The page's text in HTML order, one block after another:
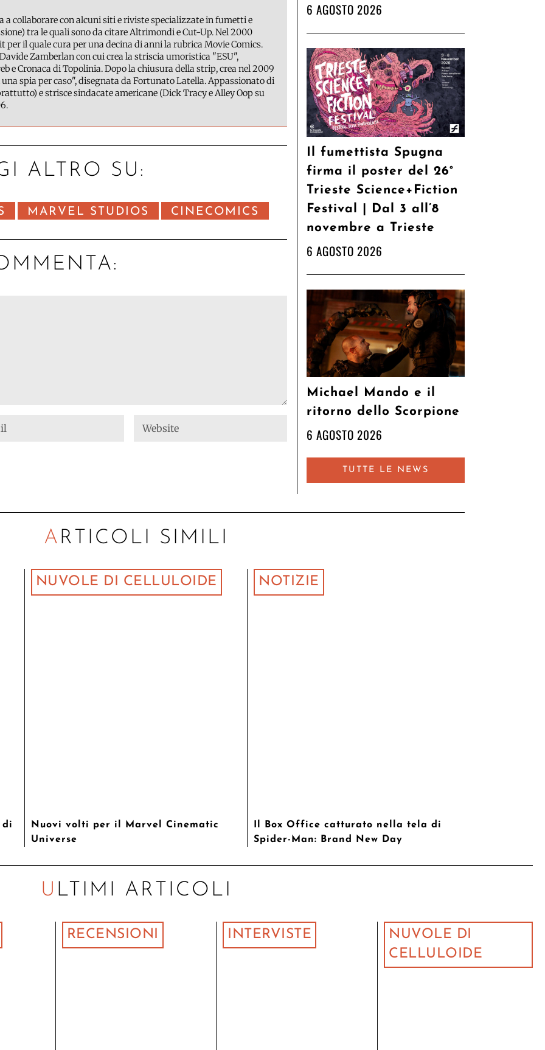
a collaborare con alcuni siti e riviste specializzate in fumetti e
tra le quali sono da citare Altrimondi e Cut-Up. Nel 2000
per il quale cura per una decina di anni la rubrica Movie Comics.
Zamberlan con cui crea la striscia umoristica "ESU",
e Cronaca di Topolinia. Dopo la chiusura della strip, crea nel 2009
spia per caso", disegnata da Fortunato Latella. Appassionato di
e strisce sindacate americane (Dick Tracy e Alley Oop su
ALTRO SU:
MARVEL STUDIOS CINECOMICS
6 AGOSTO 2026
Il fumettista Spugna
firma il poster del 26°
Trieste Science+Fiction
Festival | Dal 3 all’8
novembre a Trieste
6 AGOSTO 2026
Michael Mando e il
ritorno dello Scorpione
6 AGOSTO 2026
TUTTE LE NEWS
ARTICOLI SIMILI
di
NUVOLE DI CELLULOIDE
Nuovi volti per il Marvel Cinematic
Universe
NOTIZIE
Il Box Office catturato nella tela di
Spider-Man: Brand New Day
ULTIMI ARTICOLI
RECENSIONI INTERVISTE
NUVOLE DI
CELLULOIDE